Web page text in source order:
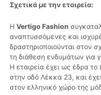
Σχετικά με την εταιρεία:
Η Vertigo Fashion
αναπτυσσόμενες και
δραστηριοποιούνται στον
τη διάθεση ενδυμάτων για
Η εταιρεία έχει ως έδρα
στην οδό Λέκκα 23, και
στον ελληνικό χώρο της